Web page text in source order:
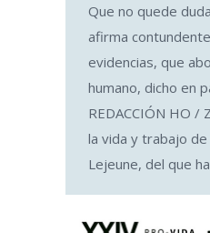
Que no quede
afirma
evidencias, que
humano, dicho en
REDACCIÓN HO /
la vida y trabajo
Lejeune, del que